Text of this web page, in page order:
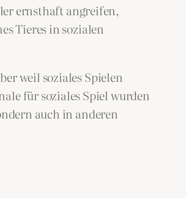
ernsthaft angreifen,
Tieres in sozialen
weil soziales Spielen
für soziales Spiel wurden
auch in anderen